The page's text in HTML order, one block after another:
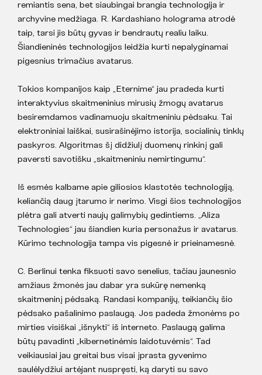
remiantis sena, bet siaubingai brangia technologija ir
archyvine medžiaga. R. Kardashiano holograma atrodė
taip, tarsi jis būtų gyvas ir bendrautų realiu laiku.
Šiandieninės technologijos leidžia kurti nepalyginamai
pigesnius trimačius avatarus.
Tokios kompanijos kaip „Eternime“ jau pradeda kurti
interaktyvius skaitmeninius mirusių žmogų avatarus
besiremdamos vadinamuoju skaitmeniniu pėdsaku. Tai
elektroniniai laiškai, susirašinėjimo istorija, socialinių tinklų
paskyros. Algoritmas šį didžiulį duomenų rinkinį gali
paversti savotišku „skaitmeniniu nemirtingumu“.
Iš esmės kalbame apie giliosios klastotės technologiją,
keliančią daug įtarumo ir nerimo. Visgi šios technologijos
plėtra gali atverti naujų galimybių gedintiems. „Aliza
Technologies“ jau šiandien kuria personažus ir avatarus.
Kūrimo technologija tampa vis pigesnė ir prieinamesnė.
C. Berlinui tenka fiksuoti savo senelius, tačiau jaunesnio
amžiaus žmonės jau dabar yra sukūrę nemenką
skaitmeninį pėdsaką. Randasi kompanijų, teikiančių šio
pėdsako pašalinimo paslaugą. Jos padeda žmonėms po
mirties visiškai „išnykti“ iš interneto. Paslaugą galima
būtų pavadinti „kibernetinėmis laidotuvėmis“. Tad
veikiausiai jau greitai bus visai įprasta gyvenimo
saulėlydžiui artėjant nuspręsti, ką daryti su savo